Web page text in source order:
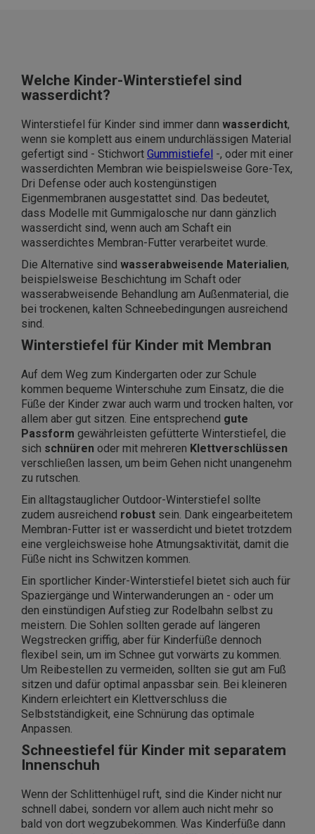
Welche Kinder-Winterstiefel sind
wasserdicht?
Winterstiefel für Kinder sind immer dann wasserdicht,
wenn sie komplett aus einem undurchlässigen Material
gefertigt sind - Stichwort Gummistiefel -, oder mit einer
wasserdichten Membran wie beispielsweise Gore-Tex,
Dri Defense oder auch kostengünstigen
Eigenmembranen ausgestattet sind. Das bedeutet,
dass Modelle mit Gummigalosche nur dann gänzlich
wasserdicht sind, wenn auch am Schaft ein
wasserdichtes Membran-Futter verarbeitet wurde.
Die Alternative sind wasserabweisende Materialien,
beispielsweise Beschichtung im Schaft oder
wasserabweisende Behandlung am Außenmaterial, die
bei trockenen, kalten Schneebedingungen ausreichend
sind.
Winterstiefel für Kinder mit Membran
Auf dem Weg zum Kindergarten oder zur Schule
kommen bequeme Winterschuhe zum Einsatz, die die
Füße der Kinder zwar auch warm und trocken halten, vor
allem aber gut sitzen. Eine entsprechend gute
Passform gewährleisten gefütterte Winterstiefel, die
sich schnüren oder mit mehreren Klettverschlüssen
verschließen lassen, um beim Gehen nicht unangenehm
zu rutschen.
Ein alltagstauglicher Outdoor-Winterstiefel sollte
zudem ausreichend robust sein. Dank eingearbeitetem
Membran-Futter ist er wasserdicht und bietet trotzdem
eine vergleichsweise hohe Atmungsaktivität, damit die
Füße nicht ins Schwitzen kommen.
Ein sportlicher Kinder-Winterstiefel bietet sich auch für
Spaziergänge und Winterwanderungen an - oder um
den einstündigen Aufstieg zur Rodelbahn selbst zu
meistern. Die Sohlen sollten gerade auf längeren
Wegstrecken griffig, aber für Kinderfüße dennoch
flexibel sein, um im Schnee gut vorwärts zu kommen.
Um Reibestellen zu vermeiden, sollten sie gut am Fuß
sitzen und dafür optimal anpassbar sein. Bei kleineren
Kindern erleichtert ein Klettverschluss die
Selbstständigkeit, eine Schnürung das optimale
Anpassen.
Schneestiefel für Kinder mit separatem
Innenschuh
Wenn der Schlittenhügel ruft, sind die Kinder nicht nur
schnell dabei, sondern vor allem auch nicht mehr so
bald von dort wegzubekommen. Was Kinderfüße dann